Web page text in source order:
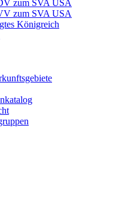
zum SVA USA
zum SVA USA
Königreich